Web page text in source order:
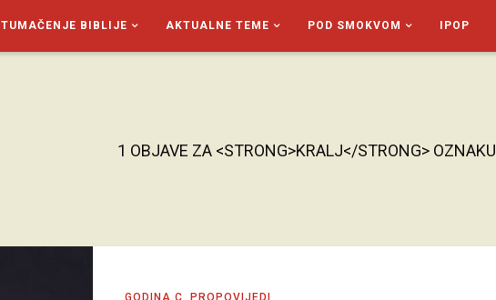
TUMAČENJE BIBLIJE AKTUALNE TEME POD SMOKVOM IPOP
1 OBJAVE ZA <STRONG>KRALJ</STRONG> OZNAKU
GODINA C, PROPOVIJEDI